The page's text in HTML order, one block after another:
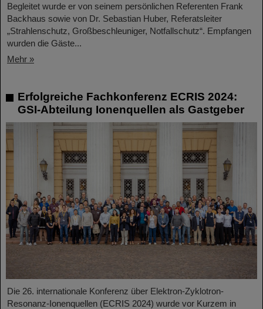
Begleitet wurde er von seinem persönlichen Referenten Frank
Backhaus sowie von Dr. Sebastian Huber, Referatsleiter
„Strahlenschutz, Großbeschleuniger, Notfallschutz“. Empfangen
wurden die Gäste...
Mehr »
Erfolgreiche Fachkonferenz ECRIS 2024:
GSI-Abteilung Ionenquellen als Gastgeber
Die 26. internationale Konferenz über Elektron-Zyklotron-
Resonanz-Ionenquellen (ECRIS 2024) wurde vor Kurzem in